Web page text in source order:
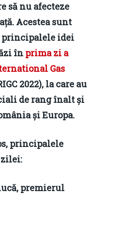
să nu afecteze
Acestea sunt
principalele idei
în prima zi a
Gas
2022), la care au
de rang înalt și
și Europa.
principalele
premierul